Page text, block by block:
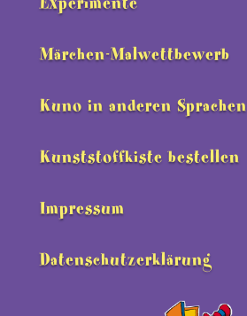
Märchen-Malwettbewerb
Kuno in anderen Sprachen
Kunststoffkiste bestellen
Impressum
Datenschutzerklärung